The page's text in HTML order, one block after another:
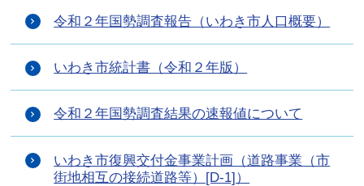
令和２年国勢調査報告（いわき市人口概要）
いわき市統計書（令和２年版）
令和２年国勢調査結果の速報値について
いわき市復興交付金事業計画（道路事業（市
街地相互の接続道路等）[D-1]）